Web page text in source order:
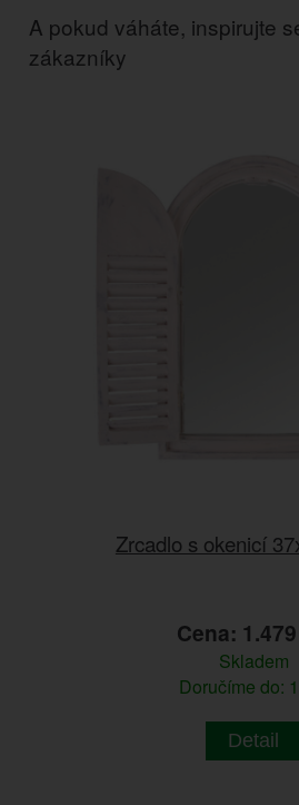
A pokud váháte, inspirujte
zákazníky
Zrcadlo s okenicí
Cena:
Skladem
Doručíme do:
Detail